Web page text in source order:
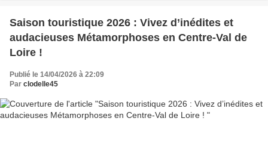
Saison touristique 2026 : Vivez d’inédites et
audacieuses Métamorphoses en Centre-Val de
Loire !
Publié le 14/04/2026 à 22:09
Par clodelle45